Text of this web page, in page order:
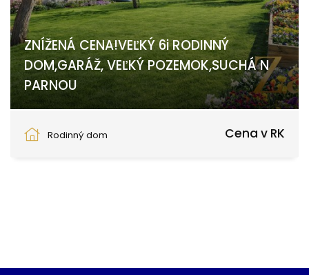
ZNÍŽENÁ CENA!VEĽKÝ 6i RODINNÝ
DOM,GARÁŽ, VEĽKÝ POZEMOK,SUCHÁ N
PARNOU
Rodinný dom
Cena v RK